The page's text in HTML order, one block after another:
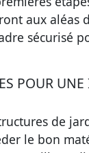
aux aléas
sécurisé
POUR
de
le bon